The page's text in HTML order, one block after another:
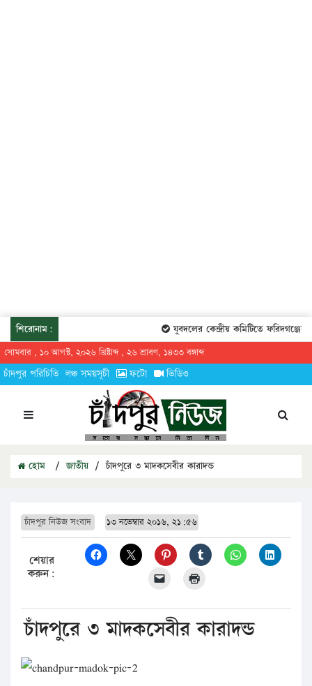
শিরোনাম: যুবদলের কেন্দ্রীয় কমিটিতে ফরিদগঞ্জের
সোমবার , ১০ আগস্ট, ২০২৬ খ্রিষ্টাব্দ , ২৬ শ্রাবণ, ১৪৩৩ বঙ্গাব্দ
চাঁদপুর পরিচিতি লঞ্চ সময়সূচী ফটো ভিডিও
হোম / জাতীয় / চাঁদপুরে ৩ মাদকসেবীর কারাদন্ড
চাঁদপুর নিউজ সংবাদ ১৩ নভেম্বার ২০১৬, ২১:৫৬
শেয়ার
করুন:
চাঁদপুরে ৩ মাদকসেবীর কারাদন্ড